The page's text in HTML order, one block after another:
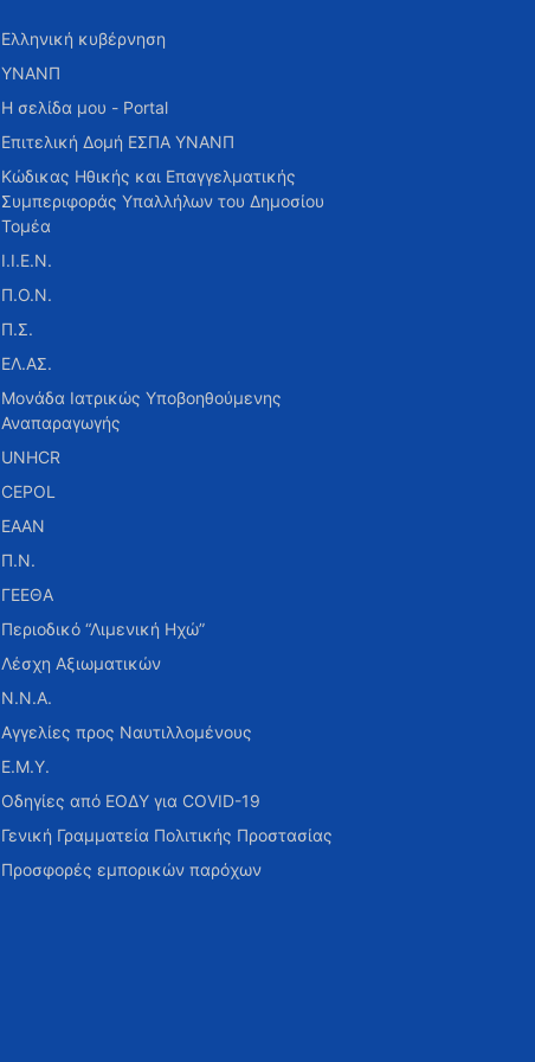
Ελληνική κυβέρνηση
ΥΝΑΝΠ
Η σελίδα μου - Portal
Επιτελική Δομή ΕΣΠΑ ΥΝΑΝΠ
Κώδικας Ηθικής και Επαγγελματικής
Συμπεριφοράς Υπαλλήλων του Δημοσίου
Τομέα
Ι.Ι.Ε.Ν.
Π.Ο.Ν.
Π.Σ.
ΕΛ.ΑΣ.
Μονάδα Ιατρικώς Υποβοηθούμενης
Αναπαραγωγής
UNHCR
CEPOL
ΕΑΑΝ
Π.Ν.
ΓΕΕΘΑ
Περιοδικό “Λιμενική Ηχώ”
Λέσχη Αξιωματικών
Ν.Ν.Α.
Αγγελίες προς Ναυτιλλομένους
Ε.Μ.Υ.
Οδηγίες από ΕΟΔΥ για COVID-19
Γενική Γραμματεία Πολιτικής Προστασίας
Προσφορές εμπορικών παρόχων